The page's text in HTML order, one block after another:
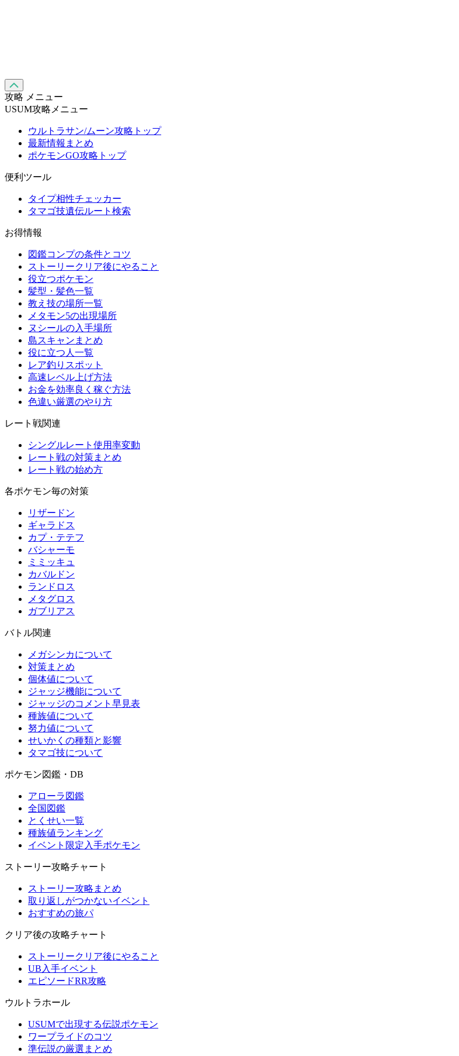
攻略 メニュー
USUM攻略メニュー
ウルトラサン/ムーン攻略トップ
最新情報まとめ
ポケモンGO攻略トップ
便利ツール
タイプ相性チェッカー
タマゴ技遺伝ルート検索
お得情報
図鑑コンプの条件とコツ
ストーリークリア後にやること
役立つポケモン
髪型・髪色一覧
教え技の場所一覧
メタモン5の出現場所
ヌシールの入手場所
島スキャンまとめ
役に立つ人一覧
レア釣りスポット
高速レベル上げ方法
お金を効率良く稼ぐ方法
色違い厳選のやり方
レート戦関連
シングルレート使用率変動
レート戦の対策まとめ
レート戦の始め方
各ポケモン毎の対策
リザードン
ギャラドス
カプ・テテフ
バシャーモ
ミミッキュ
カバルドン
ランドロス
メタグロス
ガブリアス
バトル関連
メガシンカについて
対策まとめ
個体値について
ジャッジ機能について
ジャッジのコメント早見表
種族値について
努力値について
せいかくの種類と影響
タマゴ技について
ポケモン図鑑・DB
アローラ図鑑
全国図鑑
とくせい一覧
種族値ランキング
イベント限定入手ポケモン
ストーリー攻略チャート
ストーリー攻略まとめ
取り返しがつかないイベント
おすすめの旅パ
クリア後の攻略チャート
ストーリークリア後にやること
UB入手イベント
エピソードRR攻略
ウルトラホール
USUMで出現する伝説ポケモン
ワープライドのコツ
準伝説の厳選まとめ